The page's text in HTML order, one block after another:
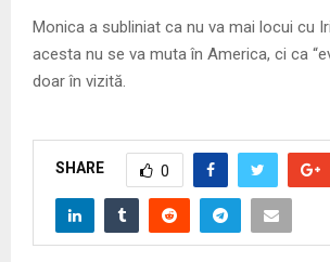
Monica a subliniat ca nu va mai locui cu
acesta nu se va muta în America, ci ca
doar în vizită.
SHARE 0